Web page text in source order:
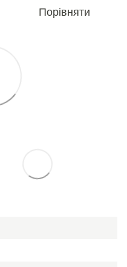
Порівняти